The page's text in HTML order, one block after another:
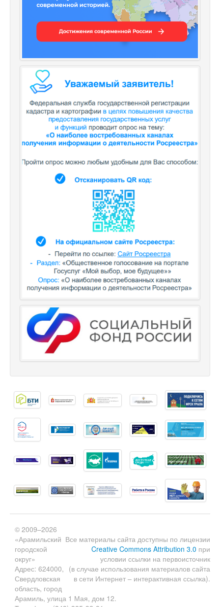
Все материалы сайта доступны по лицензии
Creative Commons Attribution 3.0 при
условии ссылки на первоисточник
(в случае использования материалов сайта
в сети Интернет – интерактивная ссылка).
© 2009–2026
«Арамильский
городской
округ»
Адрес: 624000,
Свердловская
область, город
Арамиль, улица 1 Мая, дом 12.